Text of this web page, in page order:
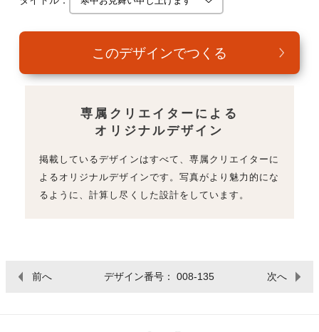
専属クリエイターによる
オリジナルデザイン
掲載しているデザインはすべて、専属クリエイターに
よるオリジナルデザインです。写真がより魅力的にな
るように、計算し尽くした設計をしています。
前へ デザイン番号： 008-135 次へ